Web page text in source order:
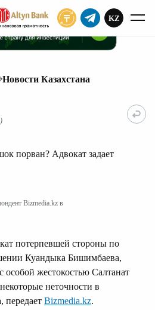
KZ
Новости Казахстана
порван? Адвокат задает
Bizmedia.kz в
потерпевшей стороны по
Куандыка Бишимбаева,
особой жестокостью Салтанат
неточности в
передает Bizmedia.kz.